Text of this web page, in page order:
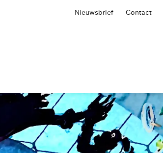
Nieuwsbrief Contact